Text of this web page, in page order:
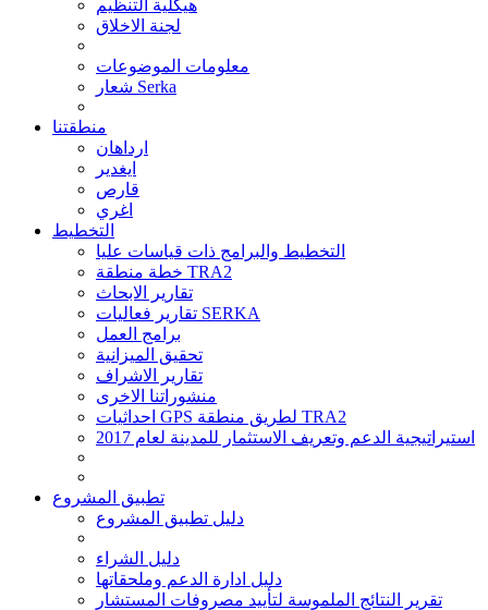
هيكلية التنظيم
لجنة الاخلاق
معلومات الموضوعات
شعار Serka
منطقتنا
ارداهان
ايغدير
قارص
اغري
التخطيط
التخطيط والبرامج ذات قياسات عليا
خطة منطقة TRA2
تقارير الابحاث
تقارير فعاليات SERKA
برامج العمل
تحقيق الميزانية
تقارير الاشراف
منشوراتنا الاخرى
احداثيات GPS لطريق منطقة TRA2
استيراتيجية الدعم وتعريف الاستثمار للمدينة لعام 2017
تطبيق المشروع
دليل تطبيق المشروع
دليل الشراء
دليل ادارة الدعم وملحقاتها
تقرير النتائج الملموسة لتأييد مصروفات المستشار